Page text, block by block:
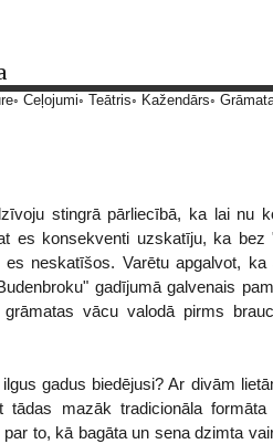
Ceļojumi Teātris Kažendārs
stingrā pārliecībā, ka lai nu
es konsekventi uzskatīju, ka
neskatīšos. Varētu apgalvot,
gadījumā galvenais
vācu valodā pirms
gadus biedējusi? Ar divām
tādas mazāk tradicionāla
to, kā bagāta un sena dzimta